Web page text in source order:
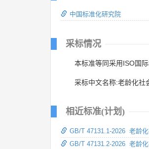
中国标准化研究院
采标情况
本标准等同采用ISO国
采标中文名称:老龄化社
相近标准(计划)
GB/T 47131.1-2026 老龄
GB/T 47131.2-2026 老龄